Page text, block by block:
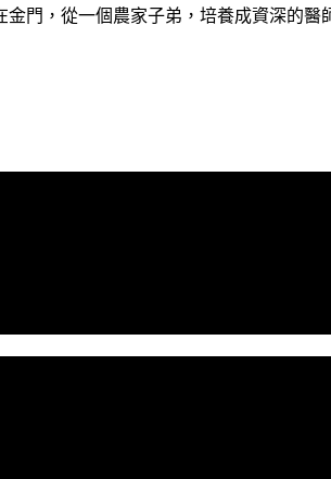
門，從一個農家子弟，培養成資深的醫